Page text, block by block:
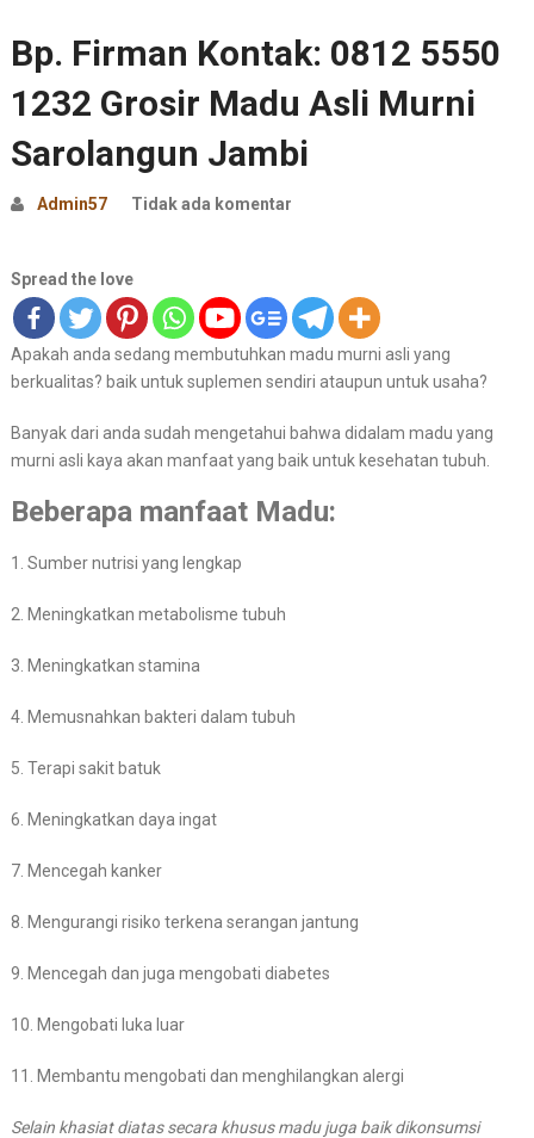
Bp. Firman Kontak: 0812 5550
1232 Grosir Madu Asli Murni
Sarolangun Jambi
Admin57 Tidak ada komentar
Spread the love
Apakah anda sedang membutuhkan madu murni asli yang
berkualitas? baik untuk suplemen sendiri ataupun untuk usaha?
Banyak dari anda sudah mengetahui bahwa didalam madu yang
murni asli kaya akan manfaat yang baik untuk kesehatan tubuh.
Beberapa manfaat Madu:
1. Sumber nutrisi yang lengkap
2. Meningkatkan metabolisme tubuh
3. Meningkatkan stamina
4. Memusnahkan bakteri dalam tubuh
5. Terapi sakit batuk
6. Meningkatkan daya ingat
7. Mencegah kanker
8. Mengurangi risiko terkena serangan jantung
9. Mencegah dan juga mengobati diabetes
10. Mengobati luka luar
11. Membantu mengobati dan menghilangkan alergi
Selain khasiat diatas secara khusus madu juga baik dikonsumsi